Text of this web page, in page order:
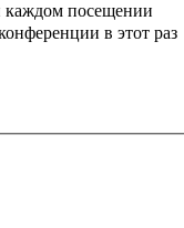
каждом посещении
в этот раз